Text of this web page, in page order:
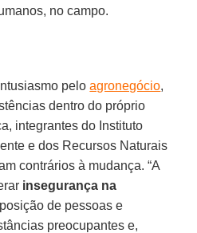
no campo.
peloagronegócio,
dentro do próprio
integrantes do Instituto
e dos Recursos Naturais
contrários à mudança. “A
insegurança na
de pessoas e
preocupantes e,